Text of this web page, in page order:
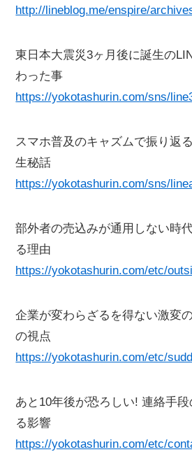
http://lineblog.me/enspire/
東日本大震災3ヶ月後に誕生の
わった事
https://yokotashurin.com/sns/
スマホ普及のキャズムで振り返
生秘話
https://yokotashurin.com/sns/
部外者の売込みが通用しない時
る理由
https://yokotashurin.com/etc/
企業が変わらざるを得ない激変
の視点
https://yokotashurin.com/etc/
あと10年後が恐ろしい! 連絡手段
る影響
https://yokotashurin.com/etc/